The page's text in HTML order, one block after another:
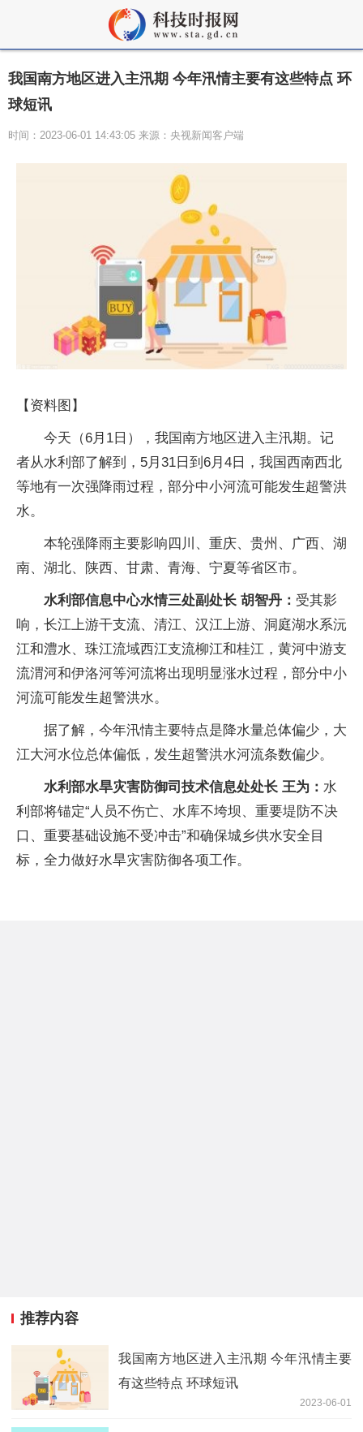
我国南方地区进入主汛期 今年汛情主要有这些特点 环
球短讯
时间：2023-06-01 14:43:05 来源：央视新闻客户端
【资料图】
今天（6月1日），我国南方地区进入主汛期。记
者从水利部了解到，5月31日到6月4日，我国西南西北
等地有一次强降雨过程，部分中小河流可能发生超警洪
水。
本轮强降雨主要影响四川、重庆、贵州、广西、湖
南、湖北、陕西、甘肃、青海、宁夏等省区市。
水利部信息中心水情三处副处长 胡智丹： 受其影
响，长江上游干支流、清江、汉江上游、洞庭湖水系沅
江和澧水、珠江流域西江支流柳江和桂江，黄河中游支
流渭河和伊洛河等河流将出现明显涨水过程，部分中小
河流可能发生超警洪水。
据了解，今年汛情主要特点是降水量总体偏少，大
江大河水位总体偏低，发生超警洪水河流条数偏少。
水利部水旱灾害防御司技术信息处处长 王为： 水
利部将锚定“人员不伤亡、水库不垮坝、重要堤防不决
口、重要基础设施不受冲击”和确保城乡供水安全目
标，全力做好水旱灾害防御各项工作。
推荐内容
我国南方地区进入主汛期 今年汛情主要
有这些特点 环球短讯
2023-06-01